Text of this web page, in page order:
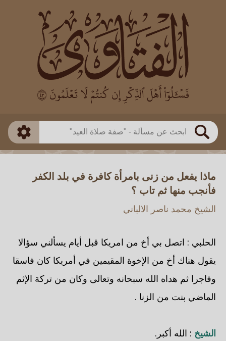
بحث
العالم
بن باز
بن العثيمين
اللجنة الدائمة
طريقة البحث
ذكي
ماذا يفعل من زنى بامرأة كافرة في بلد الكفر
فأنجب منها ثم تاب ؟
الشيخ محمد ناصر الالباني
الحلبي : اتصل بي أخ من امريكا قبل أيام يسألني سؤالا
يقول هناك أخ من الإخوة المقيمين في أمريكا كان فاسقا
وفاجرا ثم هداه الله سبحانه وتعالى وكان من تركة الإثم
الماضي بنت من الزنا .
الشيخ : الله أكبر.